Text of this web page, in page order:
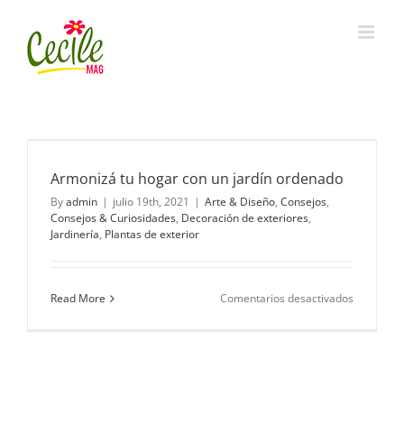
content
Armonizá tu hogar con un jardín ordenado
Byadmin | julio 19th, 2021 | Arte & Diseño, Consejos,
Consejos & Curiosidades, Decoración de exteriores,
Jardinería, Plantas de exterior
Read More Comentarios desactivados